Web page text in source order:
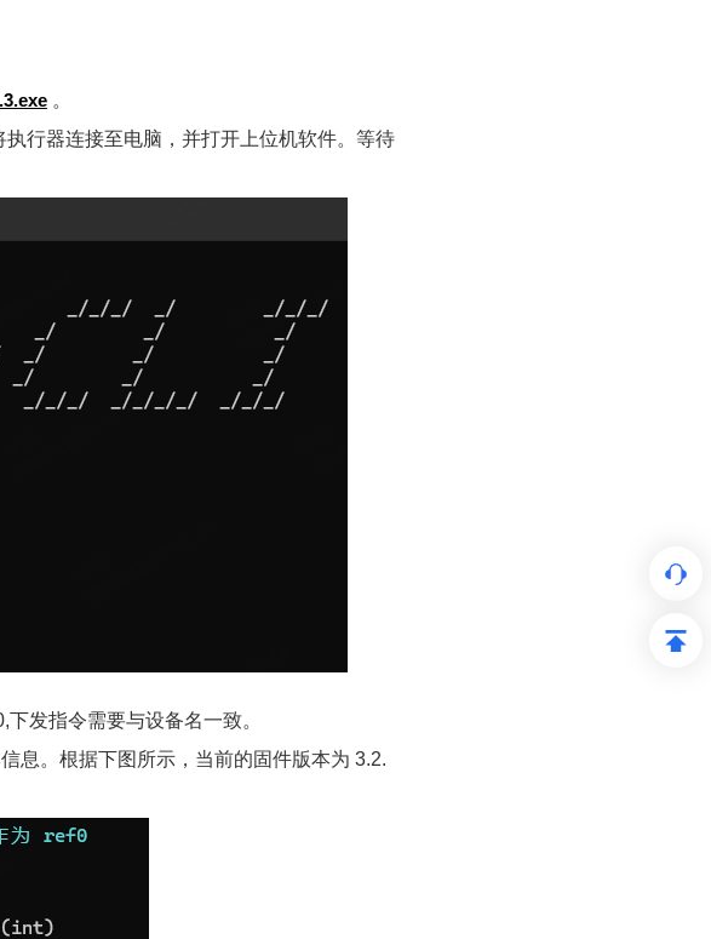
。
执行器连接至电脑，并打开上位机软件。等待
发指令需要与设备名一致。
息。根据下图所示，当前的固件版本为 3.2.